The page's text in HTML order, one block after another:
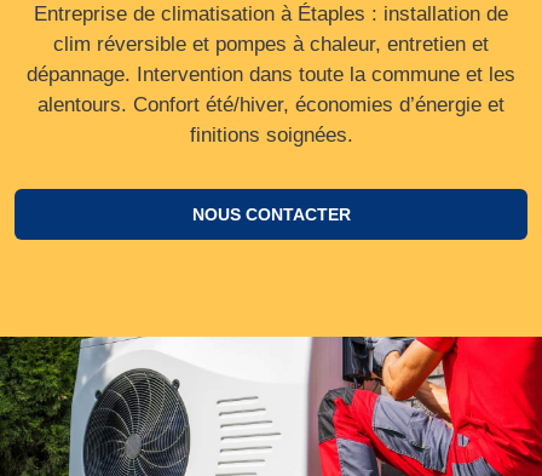
Entreprise de climatisation à Étaples : installation de
clim réversible et pompes à chaleur, entretien et
dépannage. Intervention dans toute la commune et les
alentours. Confort été/hiver, économies d’énergie et
finitions soignées.
NOUS CONTACTER